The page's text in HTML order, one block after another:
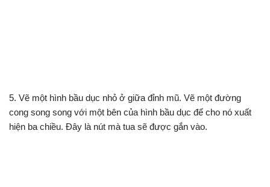
5. Vẽ một hình bầu dục nhỏ ở giữa đỉnh mũ. Vẽ một đường
cong song song với một bên của hình bầu dục để cho nó xuất
hiện ba chiều. Đây là nút mà tua sẽ được gắn vào.